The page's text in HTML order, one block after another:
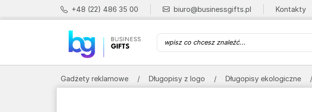
+48 (22) 486 35 00 biuro@businessgifts.pl Kontakty
Gadżety reklamowe Długopisy z logo Długopisy ekologiczne